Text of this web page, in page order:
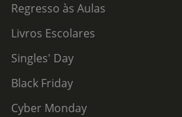
Regresso às Aulas
Livros Escolares
Singles' Day
Black Friday
Cyber Monday